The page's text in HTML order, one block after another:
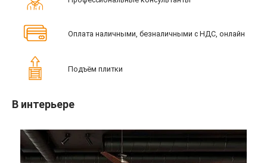
Оплата наличными, безналичными с НДС, онлайн
Подъём плитки
В интерьере